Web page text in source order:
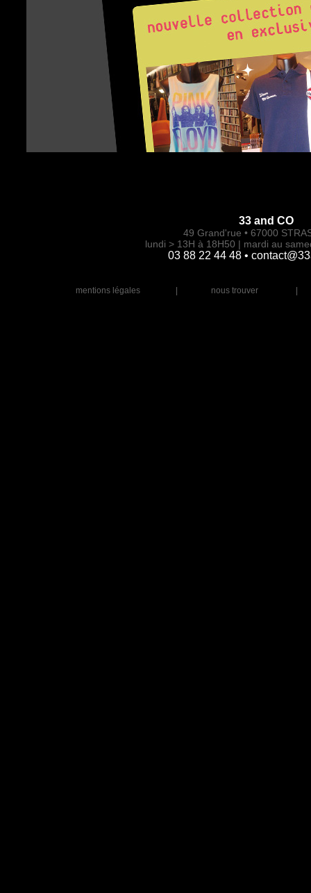
33 and CO
49 Grand'rue • 67000
lundi > 13H à 18H50 | mardi au
03 88 22 44 48 •
mentions légales nous trouver